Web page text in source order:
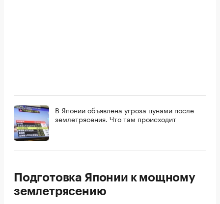
В Японии объявлена угроза цунами после
землетрясения. Что там происходит
Подготовка Японии к мощному
землетрясению